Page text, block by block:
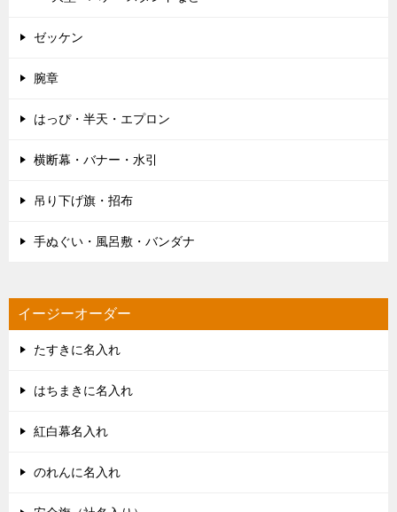
ゼッケン
腕章
はっぴ・半天・エプロン
横断幕・バナー・水引
吊り下げ旗・招布
手ぬぐい・風呂敷・バンダナ
イージーオーダー
たすきに名入れ
はちまきに名入れ
紅白幕名入れ
のれんに名入れ